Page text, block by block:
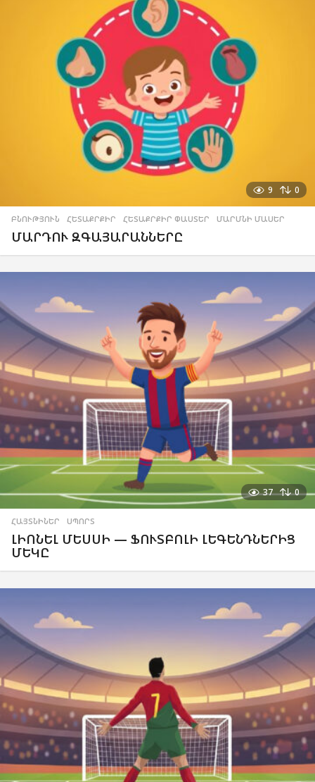
9 0
ԲՆՈՒԹՅՈՒՆ ,ՀԵՏԱՔՐՔԻՐ ,ՀԵՏԱՔՐՔԻՐ ՓԱՍՏԵՐ ,ՄԱՐՄՆԻ ՄԱՍԵՐ
ՄԱՐԴՈՒ ԶԳԱՅԱՐԱՆՆԵՐԸ
37 0
ՀԱՅՏՆԻՆԵՐ ,ՍՊՈՐՏ
ԼԻՈՆԵԼ ՄԵՍՍԻ — ՖՈՒՏԲՈԼԻ ԼԵԳԵՆԴՆԵՐԻՑ
ՄԵԿԸ